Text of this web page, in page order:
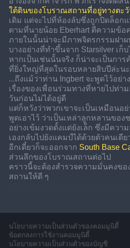
ใต้ดินของโบราณสถานที่อยู่ทางตะวั
เดิม แต่จะไปที่ห้องลับซึ่งถูกปิดล็อก
ตามที่นายน้อย Eberhart ตีความข้อ
ภายในนั้นน่าจะมีภาพจิตรกรรมฝา
บางอย่างที่ทำขึ้นจาก Starsilver เก็บ
หากเป็นเช่นนั้นจริง ก็น่าจะเป็นกา
ที่ยิ่งใหญ่ที่สุดในรอบหลายสิบปีล่ะนะ
...ถึงแม้ว่าท่าน Ingbert จะพูดไว้อย่
เรื่องของเพื่อนร่วมทางที่หายไปท่า
วันก่อนไม่ได้อยู่ดี
แต่ก็หวังว่าพวกเขาจะเป็นเหมือนอ
พูดเอาไว้ ว่าเป็นเหล่าลูกหลานขอ
อย่างเข้มงวดตั้งแต่ยังเล็ก ซึ่งมีควา
เองกลับไปยังแคมป์ได้ด้วยตัวคนเดีย
อีกเดี๋ยวก็จะออกจาก South Base
ส่วนลึกของโบราณสถานต่อไป
คราวนี้จะต้องสำรวจความมั่นคงข
สถานให้ดี ๆ
นโยบายความเป็นส่วนตัวของคอมมูนิตี้
ข้อตกลงการใช้งานคอมมูนิตี้
นโยบายความเป็นส่วนตัวของบัญชี